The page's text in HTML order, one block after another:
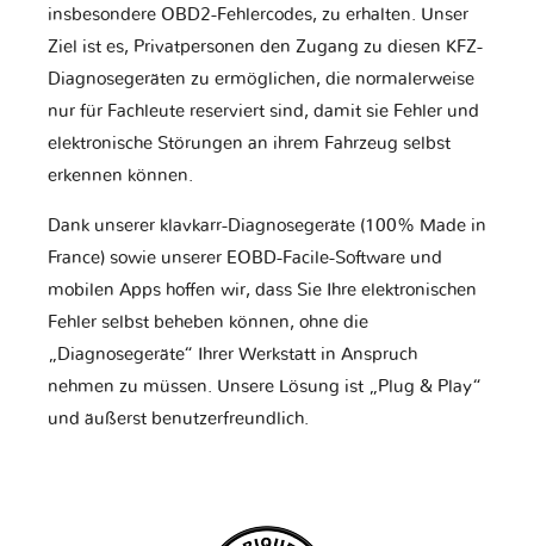
insbesondere OBD2-Fehlercodes, zu erhalten. Unser
Ziel ist es, Privatpersonen den Zugang zu diesen KFZ-
Diagnosegeräten zu ermöglichen, die normalerweise
nur für Fachleute reserviert sind, damit sie Fehler und
elektronische Störungen an ihrem Fahrzeug selbst
erkennen können.
Dank unserer klavkarr-Diagnosegeräte (100% Made in
France) sowie unserer EOBD-Facile-Software und
mobilen Apps hoffen wir, dass Sie Ihre elektronischen
Fehler selbst beheben können, ohne die
„Diagnosegeräte“ Ihrer Werkstatt in Anspruch
nehmen zu müssen. Unsere Lösung ist „Plug & Play“
und äußerst benutzerfreundlich.